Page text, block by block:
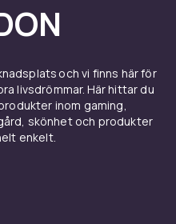
och vi finns här för
livsdrömmar. Här hittar du
inom gaming,
skönhet och produkter
enkelt.